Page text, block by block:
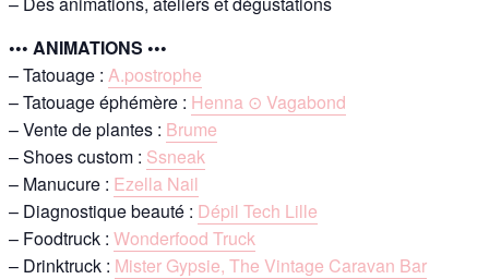
••• ANIMATIONS •••
– Tatouage : A.postrophe
– Tatouage éphémère : Henna ⊙ Vagabond
– Vente de plantes : Brume
– Shoes custom : Ssneak
– Manucure : Ezella Nail
– Diagnostique beauté : Dépil Tech Lille
– Foodtruck : Wonderfood Truck
– Drinktruck : Mister Gypsie, The Vintage Caravan Bar